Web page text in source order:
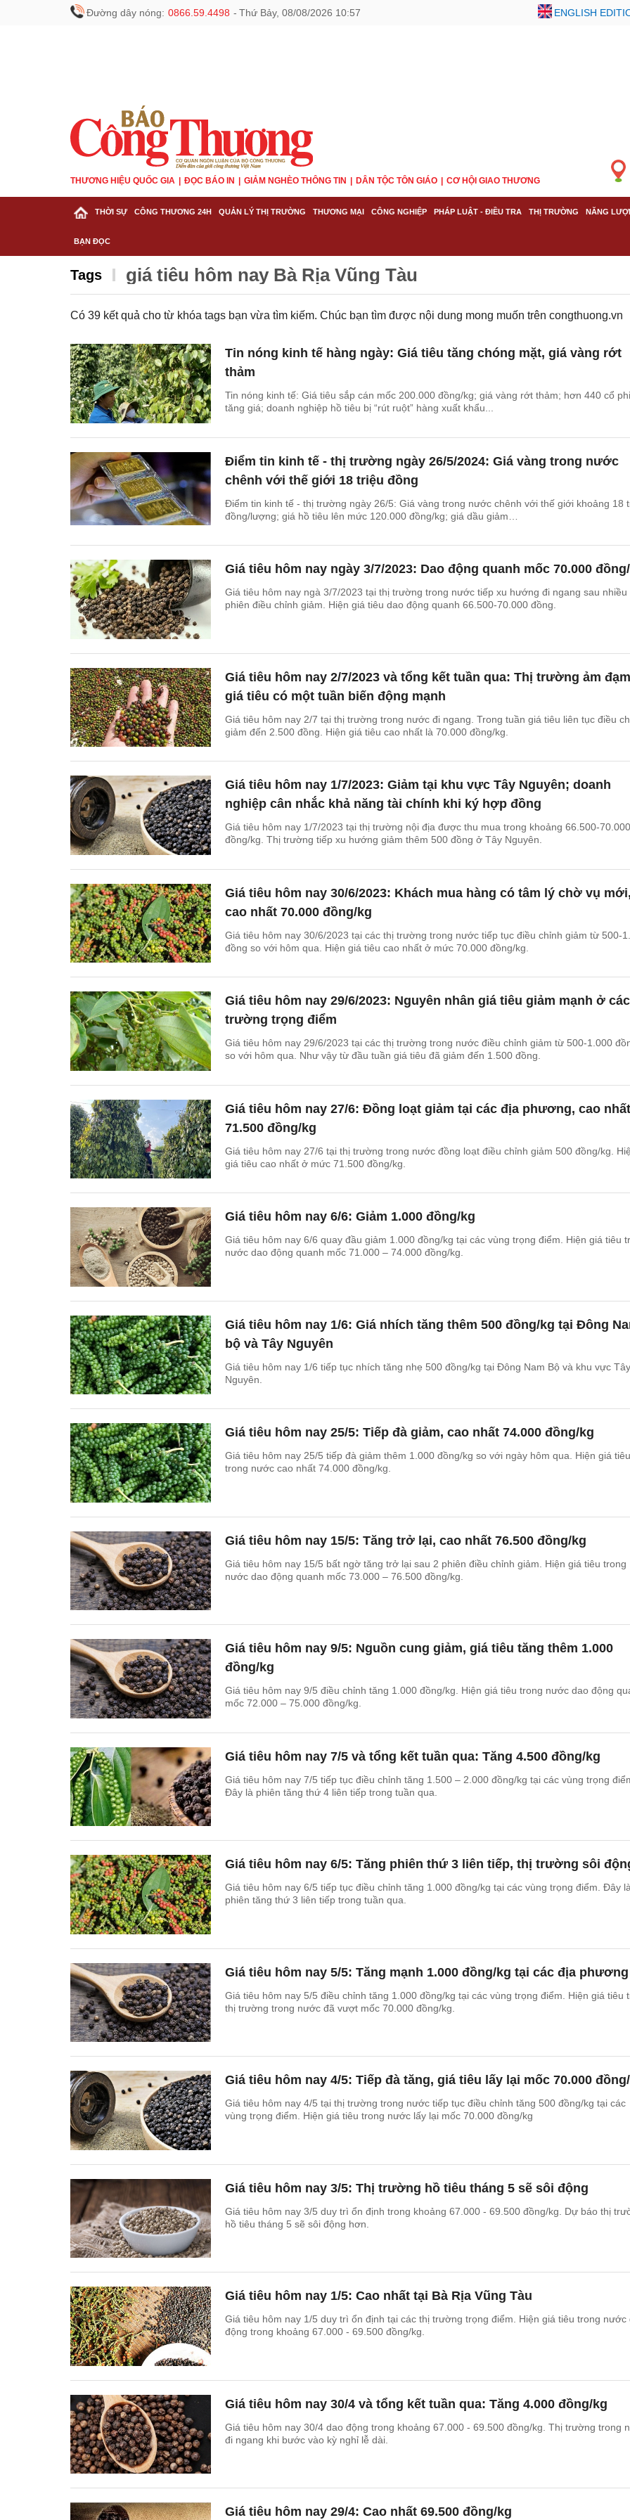
Đường dây nóng: 0866.59.4498 - Thứ Bảy, 08/08/2026 10:57 ENGLISH
THƯƠNG HIỆU QUỐC GIA ĐỌC BÁO IN GIẢM NGHÈO THÔNG TIN DÂN TỘC TÔN GIÁO CƠ HỘI GIAO THƯƠNG
THỜI SỰ CÔNG THƯƠNG 24H QUẢN LÝ THỊ TRƯỜNG THƯƠNG MẠI CÔNG NGHIỆP PHÁP LUẬT - ĐIỀU TRA THỊ TRƯỜNG NĂNG
BẠN ĐỌC
Tags giá tiêu hôm nay Bà Rịa Vũng Tàu
Có 39 kết quả cho từ khóa tags bạn vừa tìm kiếm. Chúc bạn tìm được nội dung mong muốn trên congthuong.vn
Tin nóng kinh tế hàng ngày: Giá tiêu tăng chóng mặt, giá vàng rớt
thảm
Tin nóng kinh tế: Giá tiêu sắp cán mốc 200.000 đồng/kg; giá vàng rớt thảm; hơn 440 cổ
tăng giá; doanh nghiệp hồ tiêu bị “rút ruột” hàng xuất khẩu...
Điểm tin kinh tế - thị trường ngày 26/5/2024: Giá vàng trong nước
chênh với thế giới 18 triệu đồng
Điểm tin kinh tế - thị trường ngày 26/5: Giá vàng trong nước chênh với thế giới khoảng 18
đồng/lượng; giá hồ tiêu lên mức 120.000 đồng/kg; giá dầu giảm…
Giá tiêu hôm nay ngày 3/7/2023: Dao động quanh mốc 70.000
Giá tiêu hôm nay ngà 3/7/2023 tại thị trường trong nước tiếp xu hướng đi ngang sau nhiều
phiên điều chỉnh giảm. Hiện giá tiêu dao động quanh 66.500-70.000 đồng.
Giá tiêu hôm nay 2/7/2023 và tổng kết tuần qua: Thị trường ảm
giá tiêu có một tuần biến động mạnh
Giá tiêu hôm nay 2/7 tại thị trường trong nước đi ngang. Trong tuần giá tiêu liên tục điều
giảm đến 2.500 đồng. Hiện giá tiêu cao nhất là 70.000 đồng/kg.
Giá tiêu hôm nay 1/7/2023: Giảm tại khu vực Tây Nguyên; doanh
nghiệp cân nhắc khả năng tài chính khi ký hợp đồng
Giá tiêu hôm nay 1/7/2023 tại thị trường nội địa được thu mua trong khoảng 66.500-70.000
đồng/kg. Thị trường tiếp xu hướng giảm thêm 500 đồng ở Tây Nguyên.
Giá tiêu hôm nay 30/6/2023: Khách mua hàng có tâm lý chờ vụ mới,
cao nhất 70.000 đồng/kg
Giá tiêu hôm nay 30/6/2023 tại các thị trường trong nước tiếp tục điều chỉnh giảm từ 500-
đồng so với hôm qua. Hiện giá tiêu cao nhất ở mức 70.000 đồng/kg.
Giá tiêu hôm nay 29/6/2023: Nguyên nhân giá tiêu giảm mạnh ở
trường trọng điểm
Giá tiêu hôm nay 29/6/2023 tại các thị trường trong nước điều chỉnh giảm từ 500-1.000
so với hôm qua. Như vậy từ đầu tuần giá tiêu đã giảm đến 1.500 đồng.
Giá tiêu hôm nay 27/6: Đồng loạt giảm tại các địa phương, cao nhất
71.500 đồng/kg
Giá tiêu hôm nay 27/6 tại thị trường trong nước đồng loạt điều chỉnh giảm 500 đồng/kg.
giá tiêu cao nhất ở mức 71.500 đồng/kg.
Giá tiêu hôm nay 6/6: Giảm 1.000 đồng/kg
Giá tiêu hôm nay 6/6 quay đầu giảm 1.000 đồng/kg tại các vùng trọng điểm. Hiện giá tiêu
nước dao động quanh mốc 71.000 – 74.000 đồng/kg.
Giá tiêu hôm nay 1/6: Giá nhích tăng thêm 500 đồng/kg tại Đông
bộ và Tây Nguyên
Giá tiêu hôm nay 1/6 tiếp tục nhích tăng nhẹ 500 đồng/kg tại Đông Nam Bộ và khu vực Tây
Nguyên.
Giá tiêu hôm nay 25/5: Tiếp đà giảm, cao nhất 74.000 đồng/kg
Giá tiêu hôm nay 25/5 tiếp đà giảm thêm 1.000 đồng/kg so với ngày hôm qua. Hiện giá tiêu
trong nước cao nhất 74.000 đồng/kg.
Giá tiêu hôm nay 15/5: Tăng trở lại, cao nhất 76.500 đồng/kg
Giá tiêu hôm nay 15/5 bất ngờ tăng trở lại sau 2 phiên điều chỉnh giảm. Hiện giá tiêu trong
nước dao động quanh mốc 73.000 – 76.500 đồng/kg.
Giá tiêu hôm nay 9/5: Nguồn cung giảm, giá tiêu tăng thêm 1.000
đồng/kg
Giá tiêu hôm nay 9/5 điều chỉnh tăng 1.000 đồng/kg. Hiện giá tiêu trong nước dao động
mốc 72.000 – 75.000 đồng/kg.
Giá tiêu hôm nay 7/5 và tổng kết tuần qua: Tăng 4.500 đồng/kg
Giá tiêu hôm nay 7/5 tiếp tục điều chỉnh tăng 1.500 – 2.000 đồng/kg tại các vùng trọng
Đây là phiên tăng thứ 4 liên tiếp trong tuần qua.
Giá tiêu hôm nay 6/5: Tăng phiên thứ 3 liên tiếp, thị trường sôi
Giá tiêu hôm nay 6/5 tiếp tục điều chỉnh tăng 1.000 đồng/kg tại các vùng trọng điểm. Đây là
phiên tăng thứ 3 liên tiếp trong tuần qua.
Giá tiêu hôm nay 5/5: Tăng mạnh 1.000 đồng/kg tại các địa phương
Giá tiêu hôm nay 5/5 điều chỉnh tăng 1.000 đồng/kg tại các vùng trọng điểm. Hiện giá tiêu
thị trường trong nước đã vượt mốc 70.000 đồng/kg.
Giá tiêu hôm nay 4/5: Tiếp đà tăng, giá tiêu lấy lại mốc 70.000
Giá tiêu hôm nay 4/5 tại thị trường trong nước tiếp tục điều chỉnh tăng 500 đồng/kg tại các
vùng trọng điểm. Hiện giá tiêu trong nước lấy lại mốc 70.000 đồng/kg
Giá tiêu hôm nay 3/5: Thị trường hồ tiêu tháng 5 sẽ sôi động
Giá tiêu hôm nay 3/5 duy trì ổn định trong khoảng 67.000 - 69.500 đồng/kg. Dự báo thị
hồ tiêu tháng 5 sẽ sôi động hơn.
Giá tiêu hôm nay 1/5: Cao nhất tại Bà Rịa Vũng Tàu
Giá tiêu hôm nay 1/5 duy trì ổn định tại các thị trường trọng điểm. Hiện giá tiêu trong nước
động trong khoảng 67.000 - 69.500 đồng/kg.
Giá tiêu hôm nay 30/4 và tổng kết tuần qua: Tăng 4.000 đồng/kg
Giá tiêu hôm nay 30/4 dao động trong khoảng 67.000 - 69.500 đồng/kg. Thị trường trong
đi ngang khi bước vào kỳ nghỉ lễ dài.
Giá tiêu hôm nay 29/4: Cao nhất 69.500 đồng/kg